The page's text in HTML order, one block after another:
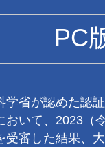
PC
学省が認めた認
おいて、2023（
受審した結果、